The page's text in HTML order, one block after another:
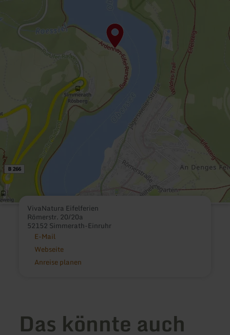
VivaNatura Eifelferien
Römerstr. 20/20a
52152 Simmerath-Einruhr
E-Mail
Webseite
Anreise planen
Das könnte auch